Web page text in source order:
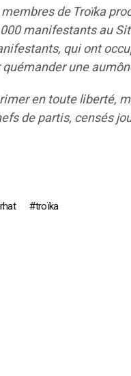
de Troïka
manifestants au
qui ont
une
en toute liberté,
de partis, censés
troïka